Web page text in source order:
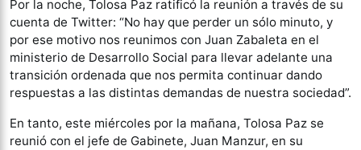
Por la noche, Tolosa Paz ratificó la reunión a través de su
cuenta de Twitter: “No hay que perder un sólo minuto, y
por ese motivo nos reunimos con Juan Zabaleta en el
ministerio de Desarrollo Social para llevar adelante una
transición ordenada que nos permita continuar dando
respuestas a las distintas demandas de nuestra sociedad”.
En tanto, este miércoles por la mañana, Tolosa Paz se
reunió con el jefe de Gabinete, Juan Manzur, en su